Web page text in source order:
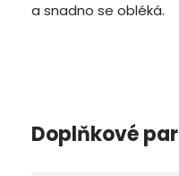
a snadno se obléká.
Doplňkové